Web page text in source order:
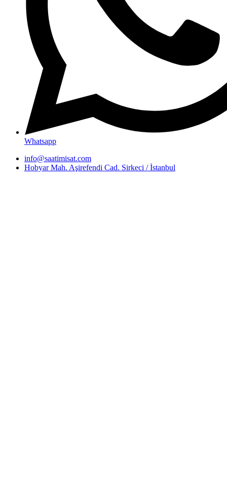
Whatsapp
info@saatimisat.com
Hobyar Mah. Aşirefendi Cad. Sirkeci / İstanbul